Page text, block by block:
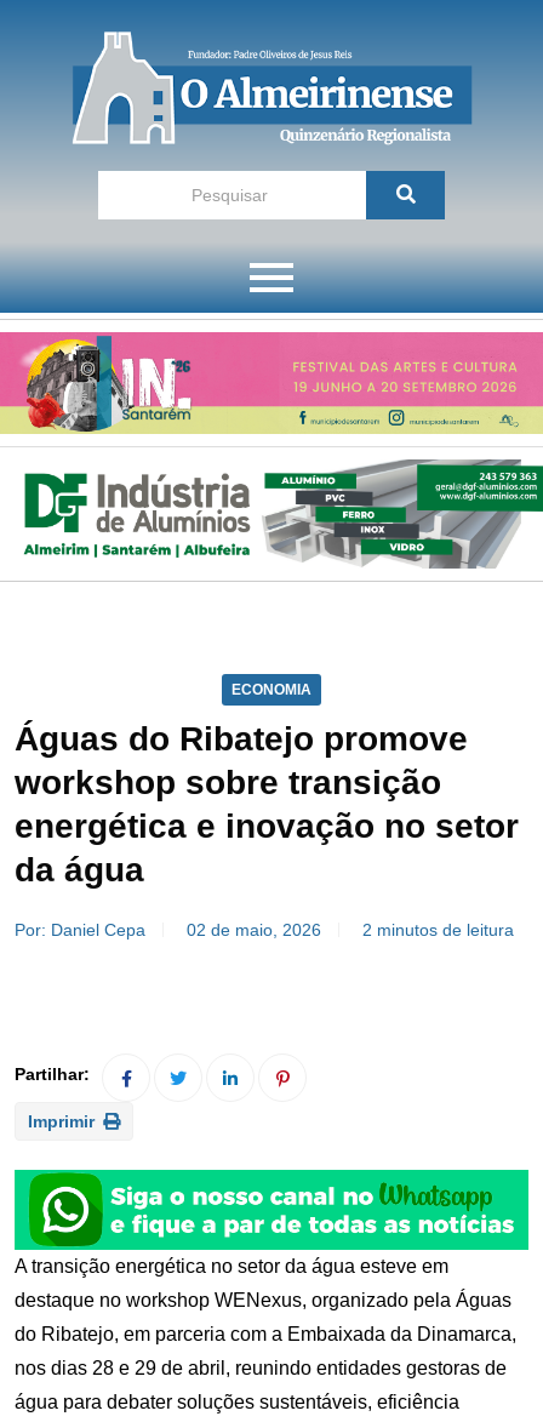
ECONOMIA
Águas do Ribatejo promove
workshop sobre transição
energética e inovação no setor
da água
Por: Daniel Cepa 02 de maio, 2026 2 minutos de leitura
Imprimir
A transição energética no setor da água esteve em
destaque no workshop WENexus, organizado pela Águas
do Ribatejo, em parceria com a Embaixada da Dinamarca,
nos dias 28 e 29 de abril, reunindo entidades gestoras de
água para debater soluções sustentáveis, eficiência